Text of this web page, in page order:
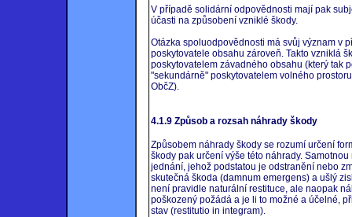
V případě solidární odpovědnosti mají pak
účasti na způsobení vzniklé škody.
Otázka spoluodpovědnosti má svůj význam v
poskytovatele obsahu zároveň. Takto vzniklá
poskytovatelem závadného obsahu (který tak
"sekundárně" poskytovatelem volného
ObčZ).
4.1.9 Způsob a rozsah náhrady škody
Způsobem náhrady škody se rozumí určení
škody pak určení výše této náhrady.
jednání, jehož podstatou je odstranění nebo
skutečná škoda (damnum emergens) a ušlý
není pravidle naturální restituce, ale naopak
poškozený požádá a je li to možné a účelné,
stav (restitutio in integram).